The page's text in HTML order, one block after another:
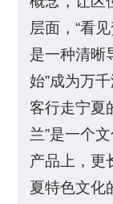
层面，“看
是一种清晰
始”成为万
客行走宁夏
兰”是一个
产品上，更
夏特色文化